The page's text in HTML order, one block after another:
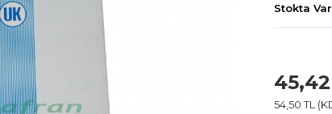
Stokta Var
54,50 TL